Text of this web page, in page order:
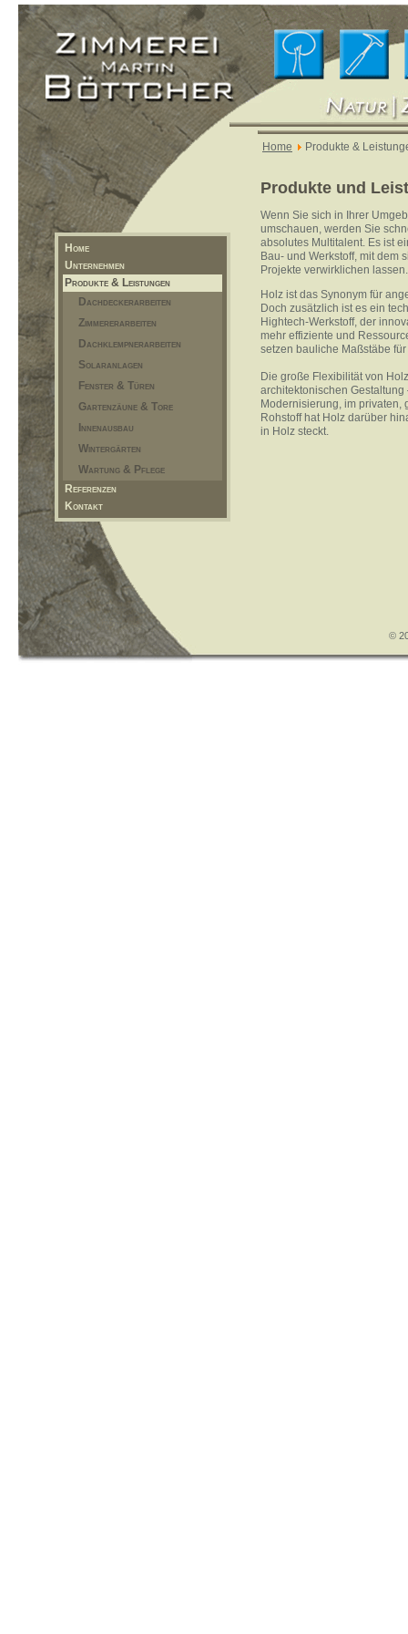
Home
Unternehmen
Produkte & Leistungen
Dachdeckerarbeiten
Zimmererarbeiten
Dachklempnerarbeiten
Solaranlagen
Fenster & Türen
Gartenzäune & Tore
Innenausbau
Wintergärten
Wartung & Pflege
Referenzen
Kontakt
Home Produkte &
Produkte und
Wenn Sie sich in Ihrer
umschauen, werden Sie
absolutes Multitalent. Es ist
Bau- und Werkstoff, mit dem
Projekte verwirklichen lassen.
Holz ist das Synonym für
Doch zusätzlich ist es ein
Hightech-Werkstoff, der
mehr effiziente und
setzen bauliche Maßstäbe
Die große Flexibilität von
architektonischen
Modernisierung, im
Rohstoff hat Holz darüber
in Holz steckt.
©